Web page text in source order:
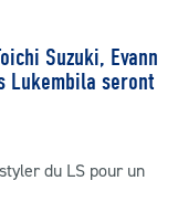
Suzuki, Evann
Lukembila seront
du LS pour un